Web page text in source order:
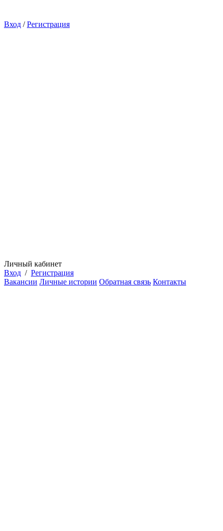
Вход / Регистрация
Личный кабинет
Вход / Регистрация
Вакансии Личные истории Обратная связь Контакты